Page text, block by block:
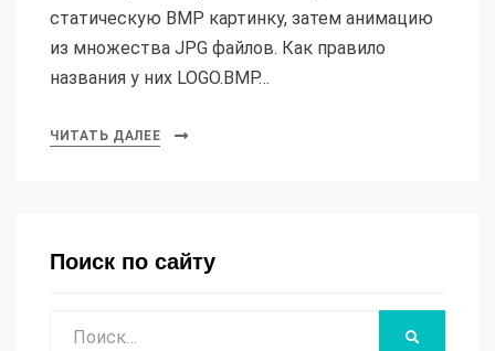
статическую BMP картинку, затем анимацию
из множества JPG файлов. Как правило
названия у них LOGO.BMP…
ЧИТАТЬ ДАЛЕЕ
Поиск по сайту